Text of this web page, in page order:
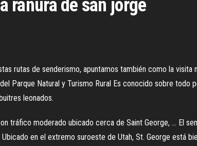
ranura de san jorge
rutas de senderismo, apuntamos también como la visita
Parque Natural y Turismo Rural Es conocido sobre
leonados.
tráfico moderado ubicado cerca de Saint George, ... El
en el extremo suroeste de Utah, St. George está